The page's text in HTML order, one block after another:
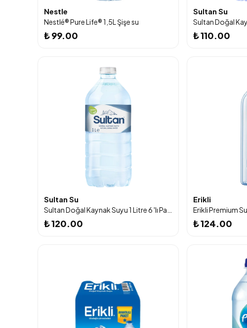
Nestle
Nestlé® Pure Life® 1,5L Şişe su
₺ 99.00
Sultan Su
₺ 110.00
Sultan Su
₺ 120.00
Erikli
₺ 124.00